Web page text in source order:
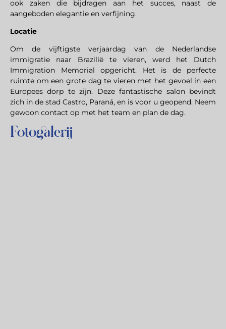
ook zaken die bijdragen aan het succes, naast de
aangeboden elegantie en verfijning.
Locatie
Om de vijftigste verjaardag van de Nederlandse
immigratie naar Brazilië te vieren, werd het Dutch
Immigration Memorial opgericht. Het is de perfecte
ruimte om een ​​grote dag te vieren met het gevoel in een
Europees dorp te zijn. Deze fantastische salon bevindt
zich in de stad Castro, Paraná, en is voor u geopend. Neem
gewoon contact op met het team en plan de dag.
Fotogalerij